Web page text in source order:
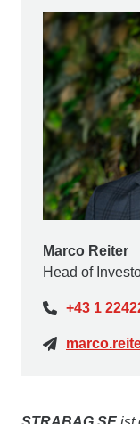
Marco Reiter
Head of
+43 1